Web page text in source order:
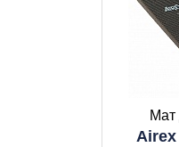
Мат